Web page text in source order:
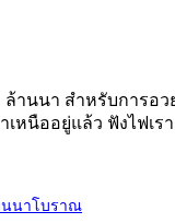
ล้านนา สำหรับการอว
หนืออยู่แล้ว ฟังไฟเร
นนาโบราณ